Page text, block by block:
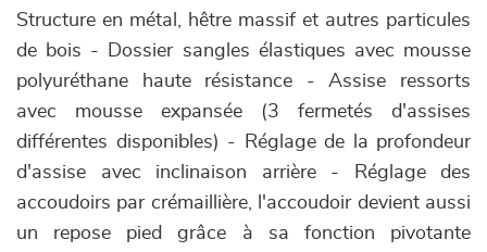
Structure en métal, hêtre massif et autres particules
de bois - Dossier sangles élastiques avec mousse
polyuréthane haute résistance - Assise ressorts
avec mousse expansée (3 fermetés d'assises
différentes disponibles) - Réglage de la profondeur
d'assise avec inclinaison arrière - Réglage des
accoudoirs par crémaillière, l'accoudoir devient aussi
un repose pied grâce à sa fonction pivotante